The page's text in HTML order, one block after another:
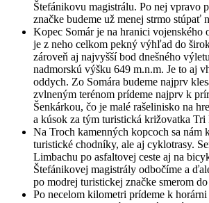
Štefánikovu magistrálu. Po nej vpravo
značke budeme už menej strmo stúpať
Kopec Somár je na hranici vojenského
je z neho celkom pekný výhľad do
zároveň aj najvyšší bod dnešného
nadmorskú výšku 649 m.n.m. Je to aj
oddych. Zo Somára budeme najprv
zvlneným terénom prídeme najprv k
Šenkárkou, čo je malé rašelinisko na
a kúsok za tým turistická križovatka Tri
Na Troch kamenných kopcoch sa nám
turistické chodníky, ale aj cyklotrasy.
Limbachu po asfaltovej ceste aj na
Štefánikovej magistrály odbočíme a
po modrej turistickej značke smerom
Po necelom kilometri prídeme k